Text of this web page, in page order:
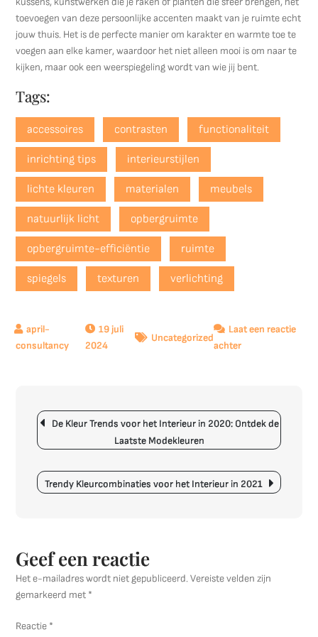
toevoegen van deze persoonlijke accenten maakt van je ruimte echt
jouw thuis. Het is de perfecte manier om karakter en warmte toe te
voegen aan elke kamer, waardoor het niet alleen mooi is om naar te
kijken, maar ook een weerspiegeling wordt van wie jij bent.
Tags:
accessoires contrasten functionaliteit
inrichting tips interieurstijlen
lichte kleuren materialen meubels
natuurlijk licht opbergruimte
opbergruimte-efficiëntie ruimte
spiegels texturen verlichting
19 juli
2024
Uncategorized
Laat een reactie
achterop
een
Sfeervol
Berichtnavigatie
De Kleur Trends voor het Interieur in 2020: Ontdek de
Laatste Modekleuren
Trendy Kleurcombinaties voor het Interieur in 2021
Geef een reactie
Het e-mailadres wordt niet gepubliceerd. Vereiste velden zijn
gemarkeerd met *
Reactie *